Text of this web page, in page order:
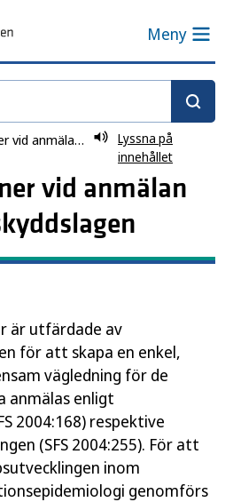
Meny
Falldefinitioner vid anmälan enligt smittskyddslagen
Lyssna på
innehållet
vid anmälan
är utfärdade av
för att skapa en enkel,
vägledning för de
anmälas enligt
2004:168) respektive
(SFS 2004:255). För att
inom
genomförs